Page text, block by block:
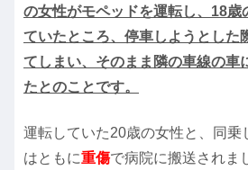
の女性がモペッドを運転し、18歳
ていたところ、停車しようとした
てしまい、そのまま隣の車線の車
たとのことです。
運転していた20歳の女性と、同乗
はともに重傷で病院に搬送されま